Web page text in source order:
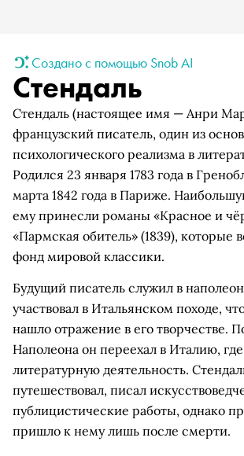
Создано с помощью Snob AI
Стендаль
Стендаль (настоящее имя — Анри
французский писатель, один из
психологического реализма в
Родился 23 января 1783 года в
марта 1842 года в Париже.
ему принесли романы «Красное и
«Пармская обитель» (1839), которые
фонд мировой классики.
Будущий писатель служил в
участвовал в Итальянском походе,
нашло отражение в его творчестве.
Наполеона он переехал в Италию,
литературную деятельность.
путешествовал, писал
публицистические работы, однако
пришло к нему лишь после смерти.